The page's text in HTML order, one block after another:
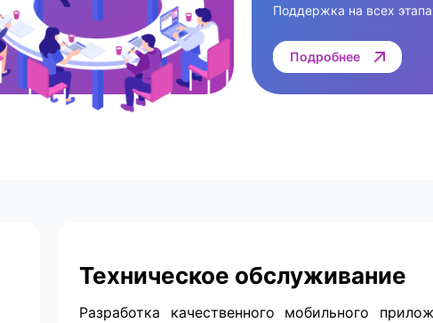
Поддержка на всех
Подробнее
Техническое обслуживание
Разработка качественного мобильного